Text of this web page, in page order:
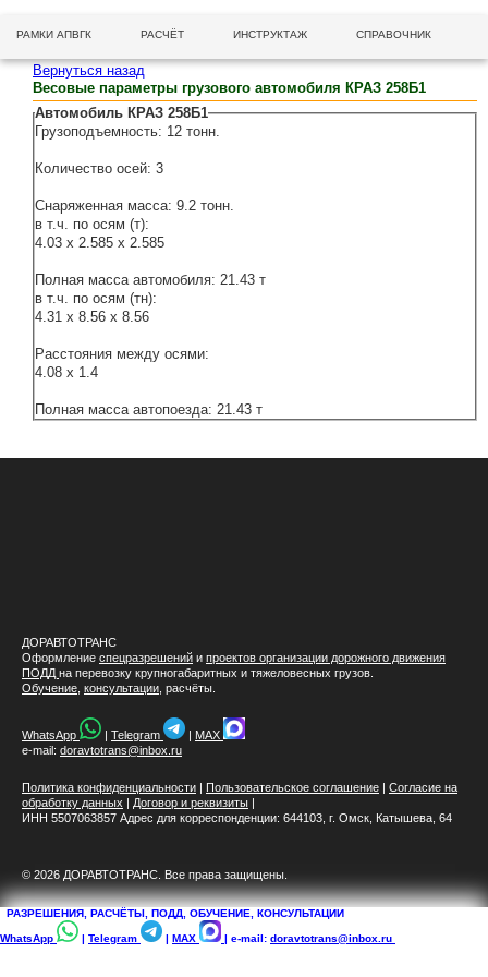
РАМКИ АПВГК РАСЧЁТ ИНСТРУКТАЖ СПРАВОЧНИК
Вернуться назад
Весовые параметры грузового автомобиля КРАЗ 258Б1
Автомобиль КРАЗ 258Б1
Грузоподъемность: 12 тонн.
Количество осей: 3
Снаряженная масса: 9.2 тонн.
в т.ч. по осям (т):
4.03 x 2.585 x 2.585
Полная масса автомобиля: 21.43 т
в т.ч. по осям (тн):
4.31 x 8.56 x 8.56
Расстояния между осями:
4.08 x 1.4
Полная масса автопоезда: 21.43 т
ДОРАВТОТРАНС
Оформление спецразрешений и проектов организации дорожного движения
ПОДД на перевозку крупногабаритных и тяжеловесных грузов.
Обучение консультации , расчёты.
WhatsApp | Telegram | MAX
e-mail: doravtotrans@inbox.ru
Политика конфиденциальности | Пользовательское соглашение | Согласие на
обработку данных | Договор и реквизиты |
ИНН 5507063857 Адрес для корреспонденции: 644103, г. Омск, Катышева, 64
© 2026 ДОРАВТОТРАНС. Все права защищены.
РАЗРЕШЕНИЯ, РАСЧЁТЫ, ПОДД, ОБУЧЕНИЕ, КОНСУЛЬТАЦИИ
WhatsApp | Telegram | MAX | e-mail: doravtotrans@inbox.ru